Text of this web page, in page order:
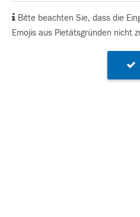
Bitte beachten Sie, dass die
Emojis aus Pietätsgründen nicht